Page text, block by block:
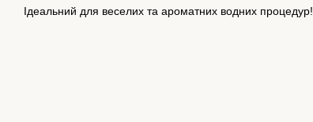
Ідеальний для веселих та ароматних водних процедур!